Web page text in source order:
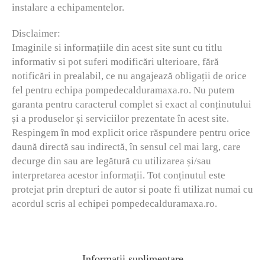
instalare a echipamentelor.
Disclaimer:
Imaginile si informațiile din acest site sunt cu titlu
informativ si pot suferi modificări ulterioare, fără
notificări in prealabil, ce nu angajează obligații de orice
fel pentru echipa pompedecalduramaxa.ro. Nu putem
garanta pentru caracterul complet si exact al conținutului
și a produselor și serviciilor prezentate în acest site.
Respingem în mod explicit orice răspundere pentru orice
daună directă sau indirectă, în sensul cel mai larg, care
decurge din sau are legătură cu utilizarea și/sau
interpretarea acestor informații. Tot conținutul este
protejat prin drepturi de autor si poate fi utilizat numai cu
acordul scris al echipei pompedecalduramaxa.ro.